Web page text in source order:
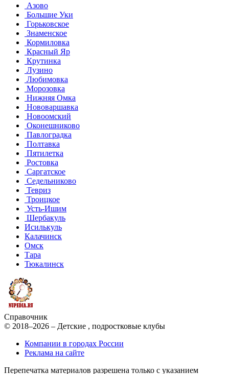
Азово
Большие Уки
Горьковское
Знаменское
Кормиловка
Красный Яр
Крутинка
Лузино
Любимовка
Морозовка
Нижняя Омка
Нововаршавка
Новоомский
Оконешниково
Павлоградка
Полтавка
Пятилетка
Ростовка
Саргатское
Седельниково
Тевриз
Троицкое
Усть-Ишим
Шербакуль
Исилькуль
Калачинск
Омск
Тара
Тюкалинск
Справочник
© 2018–2026 – Детские , подростковые клубы
Компании в городах России
Реклама на сайте
Перепечатка материалов разрешена только с указанием